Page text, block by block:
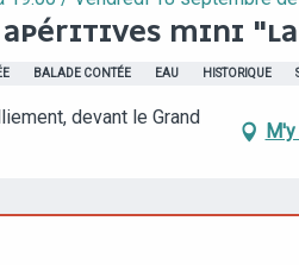
APÉRITIVES MINI
BALADE CONTÉE EAU HISTORIQUE
devant le Grand